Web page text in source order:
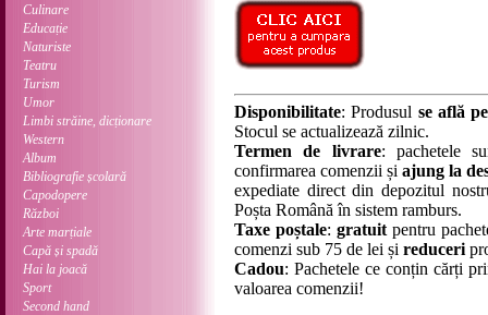
Culinare
Educație
Naturiste
Teatru
Turism
Umor
Limbi străine, dicționare
Western
Album
Bibliografie școlară
Capodopere
Război
Arte marțiale
Capă și spadă
Hai la joacă
Sport
Second hand
Disponibilitate: Produsul se află
Stocul se actualizează zilnic.
Termen de livrare: pachetele
confirmarea comenzii șiajung la
expediate direct din depozitul
Poșta Română în sistem ramburs.
Taxe poștale: gratuitpentru
comenzi sub 75 de lei și reduceri
Cadou: Pachetele ce conțin cărți
valoarea comenzii!